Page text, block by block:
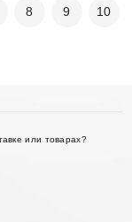
8 9 10
или товарах?